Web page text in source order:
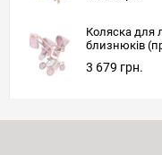
Коляска для
близнюків
3 679 грн.